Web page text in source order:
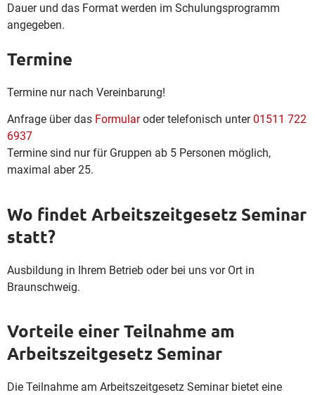
Dauer und das Format werden im Schulungsprogramm
angegeben.
Termine
Termine nur nach Vereinbarung!
Anfrage über das Formularoder telefonisch unter01511 722
6937
Termine sind nur für Gruppen ab 5 Personen möglich,
maximal aber 25.
Wo findet Arbeitszeitgesetz Seminar
statt?
Ausbildung in Ihrem Betrieb oder bei uns vor Ort in
Braunschweig.
Vorteile einer Teilnahme am
Arbeitszeitgesetz Seminar
Die Teilnahme am Arbeitszeitgesetz Seminar bietet eine